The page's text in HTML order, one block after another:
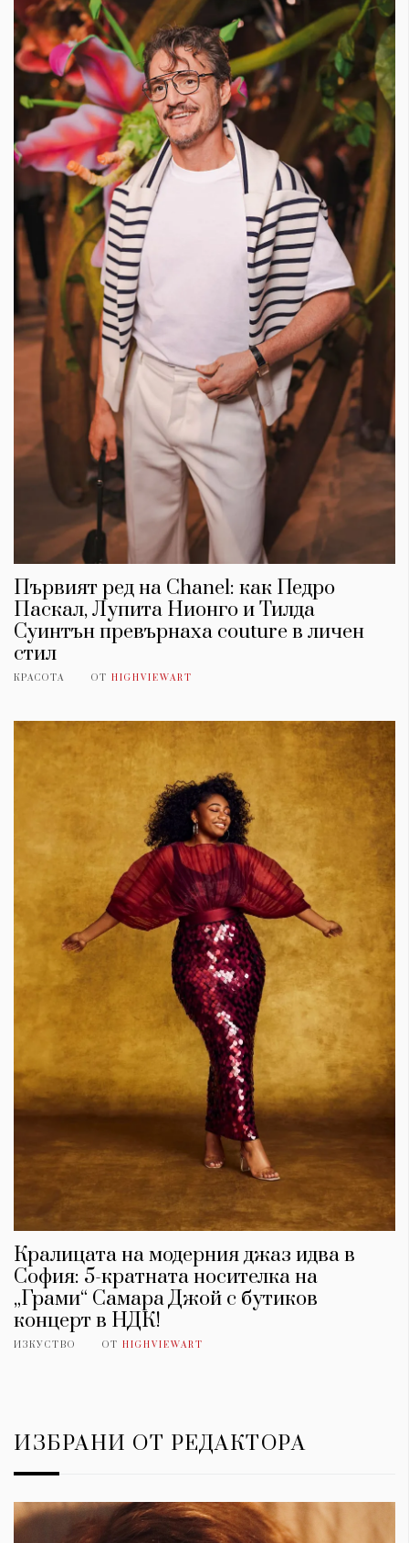
Първият ред на Chanel: как Педро
Паскал, Лупита Нионго и Тилда
Суинтън превърнаха couture в личен
стил
КРАСОТА ОТ HIGHVIEWART
Кралицата на модерния джаз идва в
София: 5-кратната носителка на
„Грами“ Самара Джой с бутиков
концерт в НДК!
ИЗКУСТВО ОТ HIGHVIEWART
ИЗБРАНИ ОТ РЕДАКТОРА